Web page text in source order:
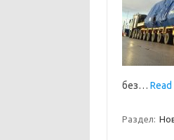
без…
Раздел: